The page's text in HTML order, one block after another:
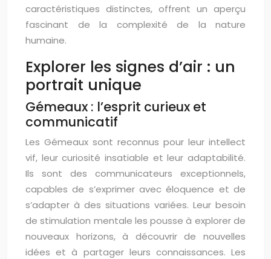
caractéristiques distinctes, offrent un aperçu
fascinant de la complexité de la nature
humaine.
Explorer les signes d’air : un
portrait unique
Gémeaux : l’esprit curieux et
communicatif
Les Gémeaux sont reconnus pour leur intellect
vif, leur curiosité insatiable et leur adaptabilité.
Ils sont des communicateurs exceptionnels,
capables de s’exprimer avec éloquence et de
s’adapter à des situations variées. Leur besoin
de stimulation mentale les pousse à explorer de
nouveaux horizons, à découvrir de nouvelles
idées et à partager leurs connaissances. Les